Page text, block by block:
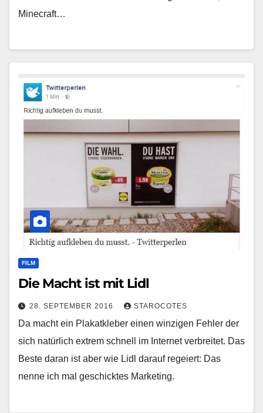
Minecraft…
FILM
Die Macht ist mit Lidl
28. SEPTEMBER 2016 STAROCOTES
Da macht ein Plakatkleber einen winzigen Fehler der
sich natürlich extrem schnell im Internet verbreitet. Das
Beste daran ist aber wie Lidl darauf regeiert: Das
nenne ich mal geschicktes Marketing.